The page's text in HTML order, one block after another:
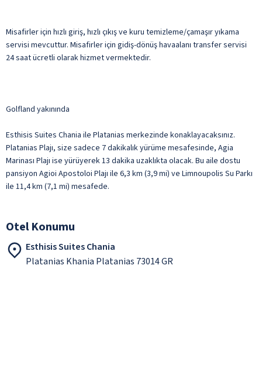
Misafirler için hızlı giriş, hızlı çıkış ve kuru temizleme/çamaşır yıkama
servisi mevcuttur. Misafirler için gidiş-dönüş havaalanı transfer servisi
24 saat ücretli olarak hizmet vermektedir.
Golfland yakınında
Esthisis Suites Chania ile Platanias merkezinde konaklayacaksınız.
Platanias Plajı, size sadece 7 dakikalık yürüme mesafesinde, Agia
Marinası Plajı ise yürüyerek 13 dakika uzaklıkta olacak. Bu aile dostu
pansiyon Agioi Apostoloi Plajı ile 6,3 km (3,9 mi) ve Limnoupolis Su Parkı
ile 11,4 km (7,1 mi) mesafede.
Otel Konumu
Esthisis Suites Chania
Platanias Khania Platanias 73014 GR